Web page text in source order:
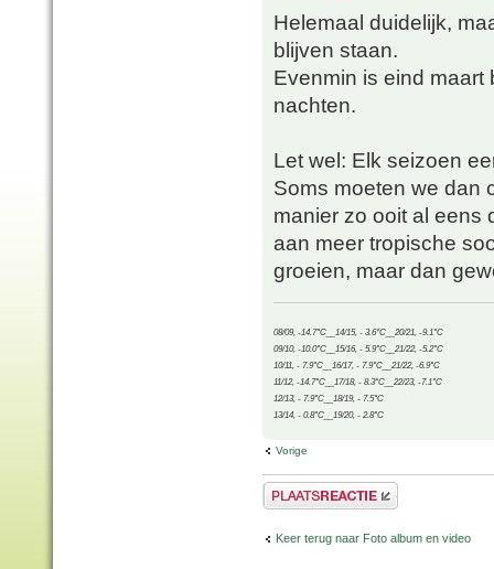
Helemaal duidelijk,
blijven staan.
Evenmin is eind
nachten.
Let wel: Elk seizoen
Soms moeten we dan
manier zo ooit al eens
aan meer tropische
groeien, maar dan
08/09, -14.7°C__14/15, - 3.6°C__20/21, -9.1°C
09/10, -10.0°C__15/16, - 5.9°C__21/22, -5.2°C
10/11, - 7.9°C__16/17, - 7.9°C__21/22, -6.9°C
11/12, -14.7°C__17/18, - 8.3°C__22/23, -7.1°C
12/13, - 7.9°C__18/19, - 7.5°C
13/14, - 0.8°C__19/20, - 2.8°C
Vorige
Plaats een reactie
Keer terug naar Foto album en video